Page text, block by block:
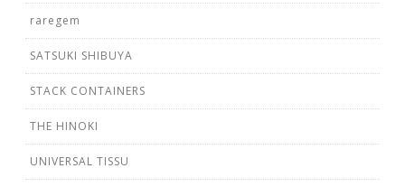
raregem
SATSUKI SHIBUYA
STACK CONTAINERS
THE HINOKI
UNIVERSAL TISSU